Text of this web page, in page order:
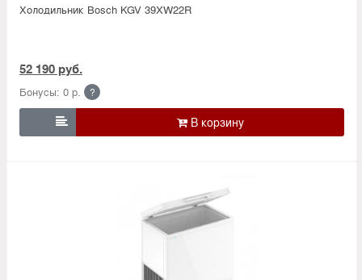
Холодильник Bosсh KGV 39XW22R
52 190 руб.
Бонусы: 0 р. ?
